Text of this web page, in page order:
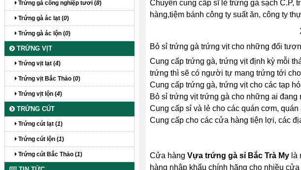
Chuyên cung cấp sĩ lẻ trứng gà sạch C.P,
hàng,tiệm bánh công ty suất ăn, công ty
Bỏ sỉ trứng gà trứng vịt cho những đối
Cung cấp trứng gà, trứng vịt định kỳ mỗi
trứng thì sẽ có người tự mang trứng tới
Cung cấp trứng gà, trứng vịt cho các tạp
Bỏ sỉ trứng vịt trứng gà cho những ai
Cung cấp sỉ và lẻ cho các quán cơm,
Cung cấp cho các cửa hàng tiện lợi, các
Cửa hàng Vựa trứng gà sỉ Bắc Trà Mylà
hàng nhập khẩu chính hãng cho nhiều
Trứng gà công nghiệp tươi (8)
Trứng gà ác lạt (0)
Trứng gà ác lộn (0)
TRỨNG VỊT
Trứng vịt lạt (4)
Trứng vịt Bắc Thảo (0)
Trứng vịt lộn (4)
TRỨNG CÚT
Trứng cút lạt (1)
Trứng cút lộn (1)
Trứng cút Bắc Thảo (1)